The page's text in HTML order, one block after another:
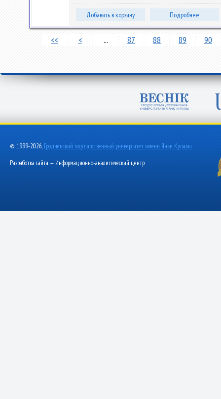
Добавить в корзину Подробнее
<< < ... 87 88 89 90
© 1999-2026, Гродненский государственный университет имени Янки Купалы
Разработка сайта — Информационно-аналитический центр